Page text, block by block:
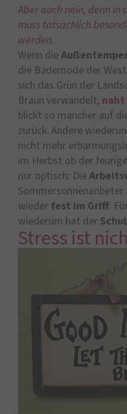
Aber auch nein, denn in
muss tatsächlich
werden.
Wenn die
die Bademode der
sich das Grün der
Braun verwandelt, naht
blickt so mancher auf
zurück. Andere
nicht mehr
im Herbst ob der
nur optisch: Die
Sommersonnenanbeter
wieder fest im Griff.
wiederum hat der
Stress ist